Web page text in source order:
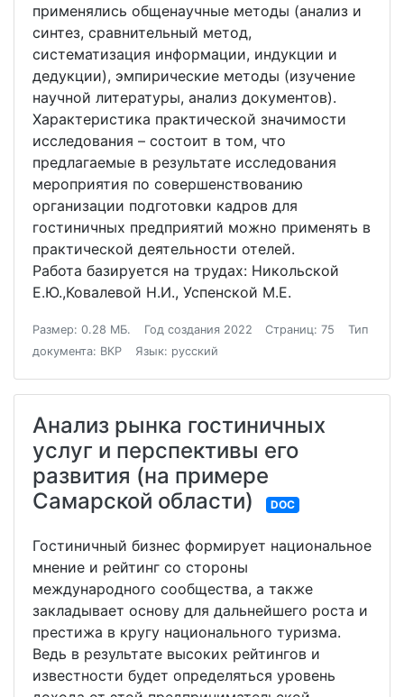
применялись общенаучные методы (анализ и
синтез, сравнительный метод,
систематизация информации, индукции и
дедукции), эмпирические методы (изучение
научной литературы, анализ документов).
Характеристика практической значимости
исследования – состоит в том, что
предлагаемые в результате исследования
мероприятия по совершенствованию
организации подготовки кадров для
гостиничных предприятий можно применять в
практической деятельности отелей.
Работа базируется на трудах: Никольской
Е.Ю.,Ковалевой Н.И., Успенской М.Е.
Размер: 0.28 МБ. Год создания 2022 Страниц: 75
Тип
документа: ВКР
Язык: русский
Анализ рынка гостиничных
услуг и перспективы его
развития (на примере
Самарской области)
DOC
Гостиничный бизнес формирует национальное
мнение и рейтинг со стороны
международного сообщества, а также
закладывает основу для дальнейшего роста и
престижа в кругу национального туризма.
Ведь в результате высоких рейтингов и
известности будет определяться уровень